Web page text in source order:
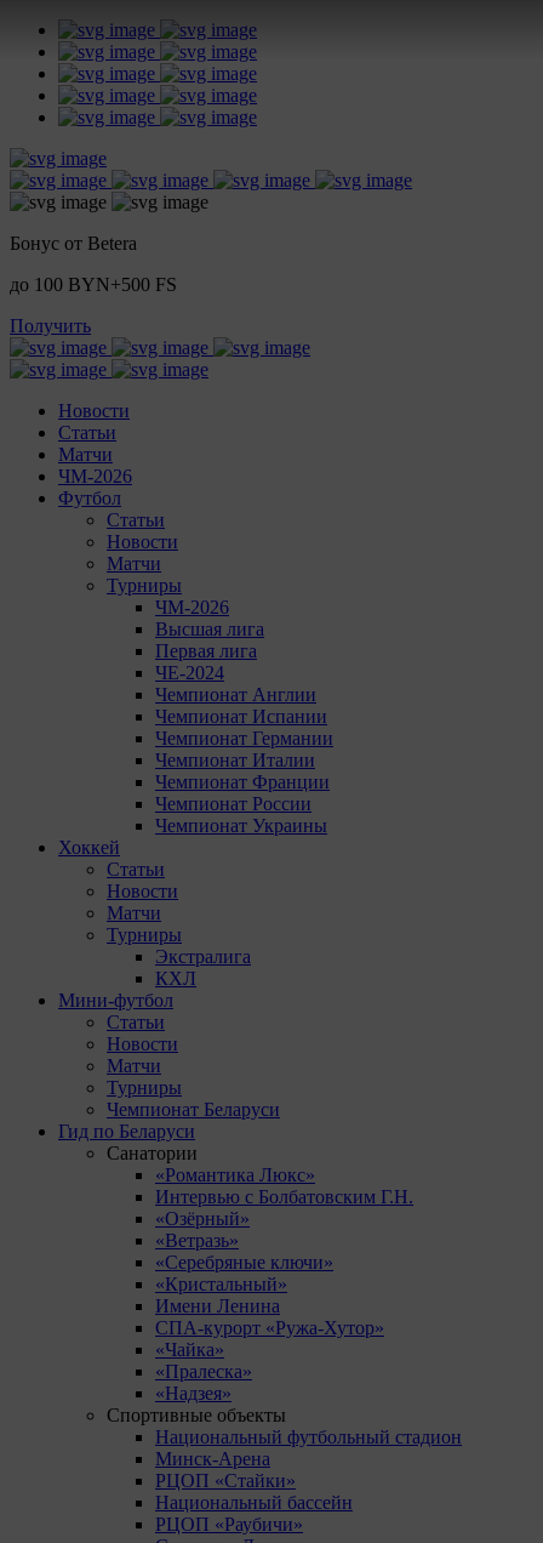
Бонус от Betera
до 100 BYN+500 FS
Получить
Новости
Статьи
Матчи
ЧМ-2026
Футбол
Статьи
Новости
Матчи
Турниры
ЧМ-2026
Высшая лига
Первая лига
ЧЕ-2024
Чемпионат Англии
Чемпионат Испании
Чемпионат Германии
Чемпионат Италии
Чемпионат Франции
Чемпионат России
Чемпионат Украины
Хоккей
Статьи
Новости
Матчи
Турниры
Экстралига
КХЛ
Мини-футбол
Статьи
Новости
Матчи
Турниры
Чемпионат Беларуси
Гид по Беларуси
Санатории
«Романтика Люкс»
Интервью с Болбатовским Г.Н.
«Озёрный»
«Ветразь»
«Серебряные ключи»
«Кристальный»
Имени Ленина
СПА-курорт «Ружа-Хутор»
«Чайка»
«Пралеска»
«Надзея»
Спортивные объекты
Национальный футбольный стадион
Минск-Арена
РЦОП «Стайки»
Национальный бассейн
РЦОП «Раубичи»